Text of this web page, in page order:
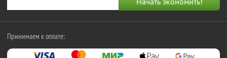
Принимаем к оплате: